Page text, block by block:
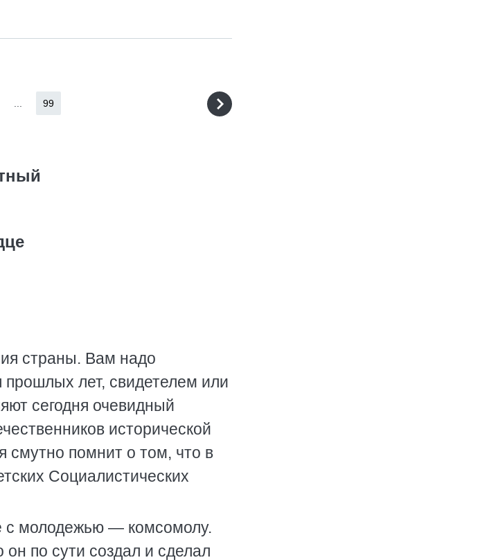
99
страны. Вам надо
прошлых лет, свидетелем или
сегодня очевидный
исторической
смутно помнит о том, что в
Социалистических
с молодежью — комсомолу.
по сути создал и сделал